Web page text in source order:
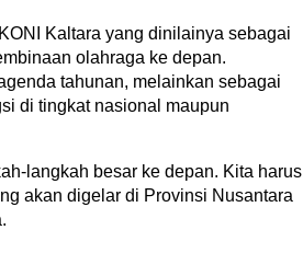
Kaltara yang dinilainya sebagai
olahraga ke depan.
tahunan, melainkan sebagai
di tingkat nasional maupun
langkah besar ke depan. Kita harus
akan digelar di Provinsi Nusantara